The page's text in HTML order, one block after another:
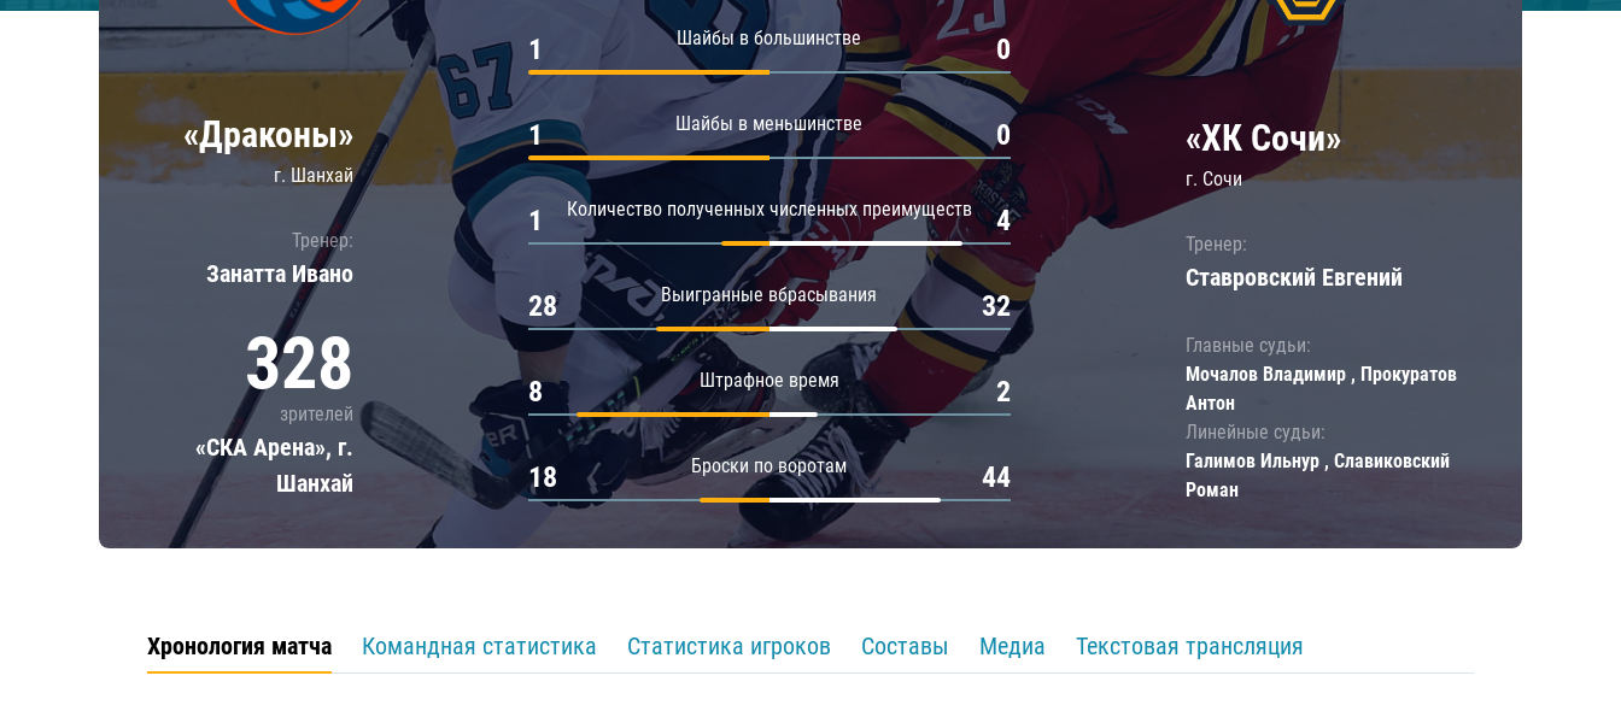
Локомотив
Шанхайские Драконы
Амур
Барыс
Салават Юлаев
«Драконы»
г. Шанхай
Тренер:
Занатта Иванo
328
зрителей
«СКА Арена», г.
Шанхай
Шайбы в большинстве
1 0
Шайбы в меньшинстве
1 0
Количество полученных численных преимуществ
1 4
Выигранные вбрасывания
28 32
Штрафное время
8 2
Броски по воротам
18 44
«ХК Сочи»
г. Сочи
Тренер:
Ставровский Евгений
Главные судьи:
Мочалов Владимир , Прокуратов
Антон
Линейные судьи:
Галимов Ильнур , Славиковский
Роман
Хронология матча Командная статистика Статистика игроков Составы Медиа Текстовая трансляция